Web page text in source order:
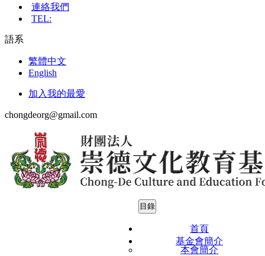
連絡我們
TEL:
語系
繁體中文
English
加入我的最愛
chongdeorg@gmail.com
目錄
首頁
基金會簡介
本會簡介